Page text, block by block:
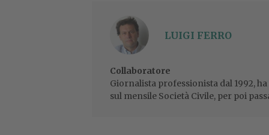
LUIGI FERRO
Collaboratore
Giornalista professionista dal 1992,
sul mensile Società Civile, per poi